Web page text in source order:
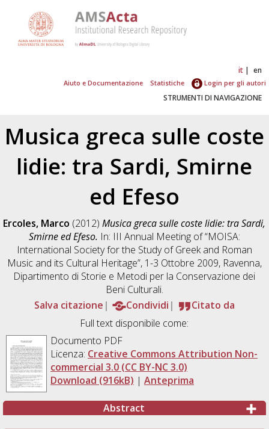
it en
Aiuto e Documentazione Statistiche Login per gli autori
STRUMENTI DI NAVIGAZIONE
Musica greca sulle coste
lidie: tra Sardi, Smirne
ed Efeso
Ercoles, Marco (2012)Musica greca sulle coste lidie: tra Sardi,
Smirne ed Efeso. In: III Annual Meeting of “MOISA:
International Society for the Study of Greek and Roman
Music and its Cultural Heritage”, 1-3 Ottobre 2009, Ravenna,
Dipartimento di Storie e Metodi per la Conservazione dei
Beni Culturali.
Salva citazione
Condividi
Citato da
Full text disponibile come:
Documento PDF
Licenza: Creative Commons Attribution Non-
commercial 3.0 (CC BY-NC 3.0)
Download (916kB) | Anteprima
Abstract